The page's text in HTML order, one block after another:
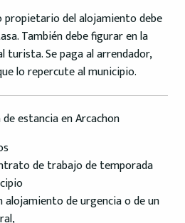
propietario del alojamiento debe
También debe figurar en la
Se paga al arrendador,
lo repercute al municipio.
estancia en Arcachon
de trabajo de temporada
alojamiento de urgencia o de un